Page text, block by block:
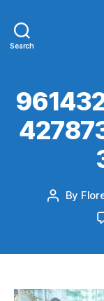
Search
Post
By